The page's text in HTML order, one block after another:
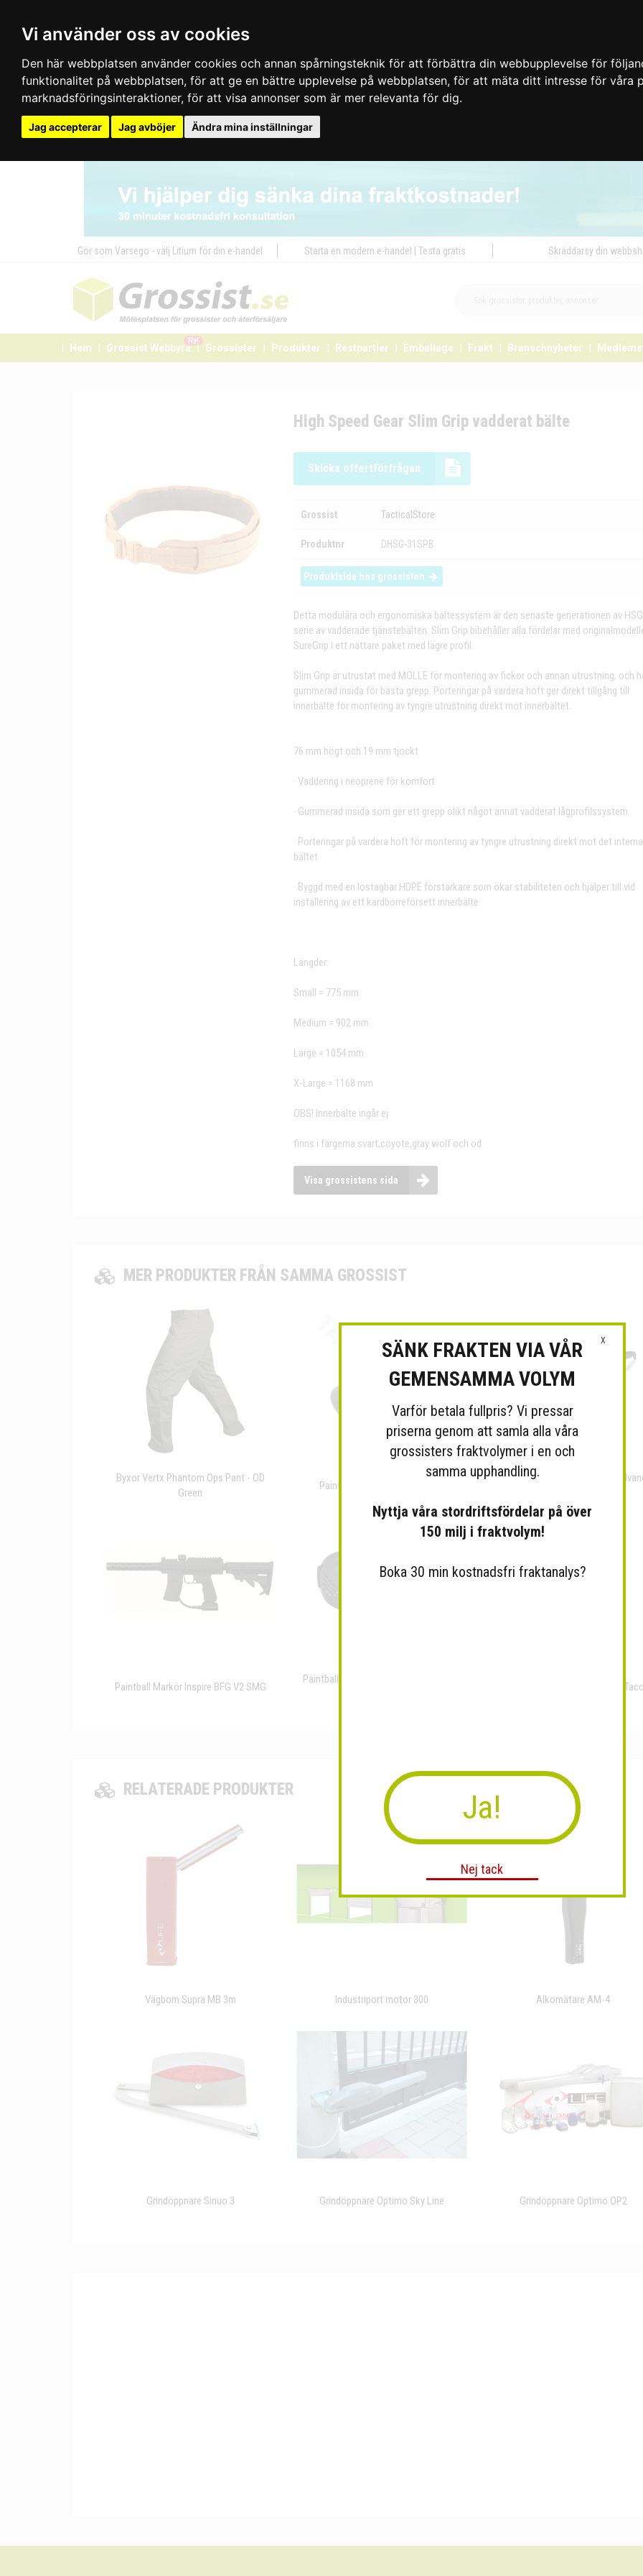
Vi använder oss av cookies
Den här webbplatsen använder cookies och annan spårningsteknik för att förbättra din webbupplevelse för
funktionalitet på webbplatsen, för att ge en bättre upplevelse på webbplatsen, för att mäta ditt intresse för våra
marknadsföringsinteraktioner, för att visa annonser som är mer relevanta för dig.
Jag accepterar Jag avböjer Ändra mina inställningar
Gör som Varsego - välj Litium för din e-handel Starta en modern e-handel | Testa gratis Skräddarsy din
Hem Grossist Webbyrå
Ny!
Grossister Produkter Restpartier Emballage Frakt Branschnyheter
High Speed Gear Slim Grip vadderat bälte
Skicka offertförfrågan
Grossist TacticalStore
Produktnr DHSG-31SPB
Produktsida hos grossisten
Detta modulära och ergonomiska bältessystem är den senaste generationen av
serie av vadderade tjänstebälten. Slim Grip bibehåller alla fördelar med
SureGrip i ett nättare paket med lägre profil.
Slim Grip är utrustat med MOLLE för montering av fickor och annan utrustning, och
gummerad insida för bästa grepp. Porteringar på vardera höft ger direkt tillgång till
innerbälte för montering av tyngre utrustning direkt mot innerbältet.
76 mm högt och 19 mm tjockt
· Vaddering i neoprene för komfort
· Gummerad insida som ger ett grepp olikt något annat vadderat lågprofilssystem
· Porteringar på vardera höft för montering av tyngre utrustning direkt mot det interna
bältet
· Byggd med en löstagbar HDPE förstärkare som ökar stabiliteten och hjälper till vid
installering av ett kardborreförsett innerbälte
Längder:
Small = 775 mm
Medium = 902 mm
Large = 1054 mm
X-Large = 1168 mm
OBS! Innerbälte ingår ej
finns i färgerna svart,coyote,gray wolf och od
Visa grossistens sida
MER PRODUKTER FRÅN SAMMA GROSSIST
Byxor Vertx Phantom Ops Pant - OD
Green
Paintball Lufttub 48ci/3000psi
Skyddsglasögon WileyX Saber
Paintball Markör Inspire BFG V2 SMG
Paintball Mask Vents Helix Dubbelglas
High Speed Gear Molle Pistol
RELATERADE PRODUKTER
Vägbom Supra MB 3m Industriport motor 300 Alkomätare AM-4
Grindöppnare Sinuo 3 Grindöppnare Optimo Sky Line Grindöppnare Optimo OP2
X
SÄNK FRAKTEN VIA VÅR
GEMENSAMMA VOLYM
Varför betala fullpris? Vi pressar
priserna genom att samla alla våra
grossisters fraktvolymer i en och
samma upphandling.
Nyttja våra stordriftsfördelar på över
150 milj i fraktvolym!
Boka 30 min kostnadsfri fraktanalys?
Ja!
Nej tack